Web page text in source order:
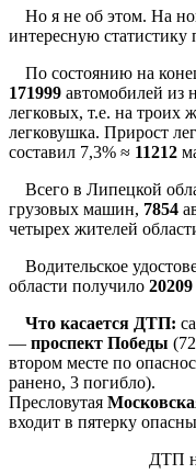
Но я не об этом. На
интересную
По состоянию на
171999 автомобилей из
легковых, т.е. на троих
легковушка. Прирост
составил 7,3% ≈ 11212
Всего в Липецкой
грузовых машин, 7854
четырех жителей
Водительское
области получило 20209
Что касается ДТП:
— проспект Победы
втором месте по
ранено, 3 погибло).
Пресловутая
входит в пятерку
ДТП